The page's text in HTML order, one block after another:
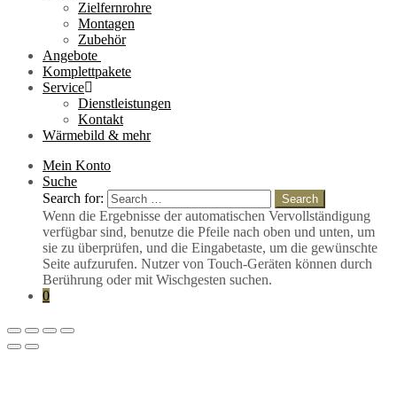
Zielfernrohre
Montagen
Zubehör
Angebote
Komplettpakete
Service
Dienstleistungen
Kontakt
Wärmebild & mehr
Mein Konto
Suche
Search for:
Search
Wenn die Ergebnisse der automatischen Vervollständigung
verfügbar sind, benutze die Pfeile nach oben und unten, um
sie zu überprüfen, und die Eingabetaste, um die gewünschte
Seite aufzurufen. Nutzer von Touch-Geräten können durch
Berührung oder mit Wischgesten suchen.
0